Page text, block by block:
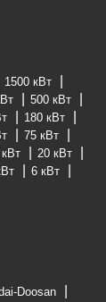
1500 кВт
500 кВт
180 кВт
75 кВт
20 кВт
6 кВт
Doosan